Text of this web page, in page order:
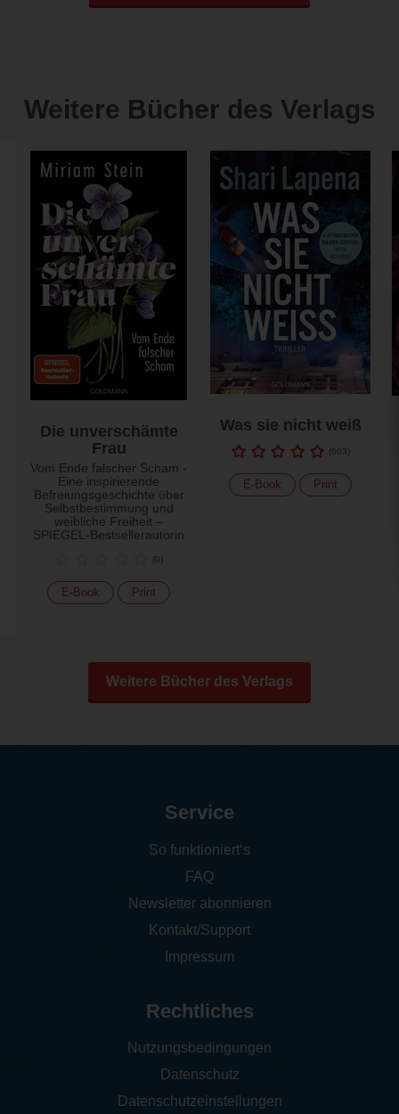
Weitere Bücher des Verlags
Die unverschämte
Frau
Vom Ende falscher Scham -
Eine inspirierende
Befreiungsgeschichte über
Selbstbestimmung und
weibliche Freiheit –
SPIEGEL-Bestsellerautorin
(0
E-Book Print
Was sie nicht weiß
(603
E-Book Print
Weitere Bücher des Verlags
Service
So funktioniert‘s
FAQ
Newsletter abonnieren
Kontakt/Support
Impressum
Rechtliches
Nutzungsbedingungen
Datenschutz
Datenschutzeinstellungen